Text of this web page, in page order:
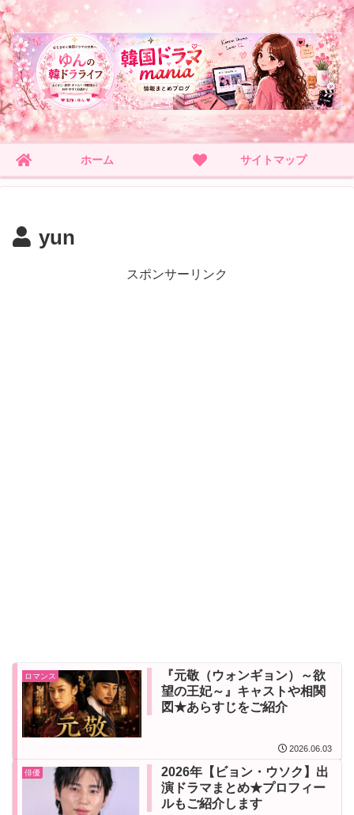
ホーム サイトマップ
yun
スポンサーリンク
ロマンス
『元敬（ウォンギョン）～欲
望の王妃～』キャストや相関
図★あらすじをご紹介
2026.06.03
俳優
2026年【ビョン・ウソク】出
演ドラマまとめ★プロフィー
ルもご紹介します